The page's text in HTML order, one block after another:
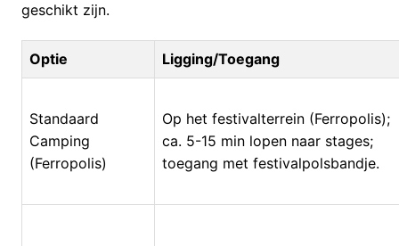
geschikt zijn.
Optie Ligging/Toegang
Standaard
Camping
(Ferropolis)
Op het festivalterrein (Ferropolis);
ca. 5-15 min lopen naar stages;
toegang met festivalpolsbandje.